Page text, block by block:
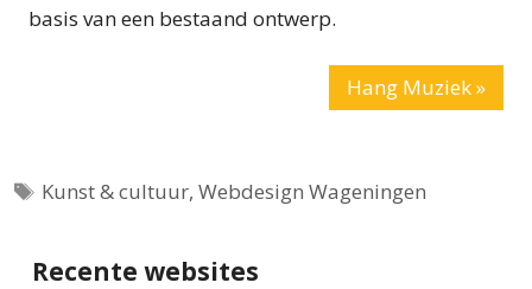
basis van een bestaand ontwerp.
Hang Muziek »
Tags
Kunst & cultuur,Webdesign Wageningen
Recente websites